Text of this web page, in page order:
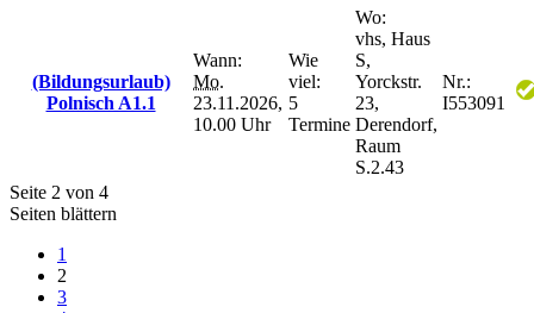
(Bildungsurlaub)
Polnisch A1.1
Wann:
Mo.
23.11.2026,
10.00 Uhr
Wie
viel:
5
Termine
Wo:
vhs, Haus
S,
Yorckstr.
23,
Derendorf,
Raum
S.2.43
Nr.:
I553091
Seite 2 von 4
Seiten blättern
1
2
3